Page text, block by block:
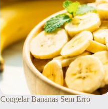
Congelar Bananas Sem Erro